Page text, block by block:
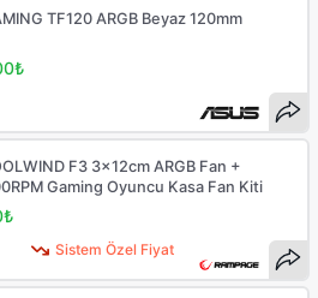
TF120 ARGB Beyaz 120mm
Sistem Özel Fiyat
F3 3x12cm ARGB Fan +
Gaming Oyuncu Kasa Fan Kiti